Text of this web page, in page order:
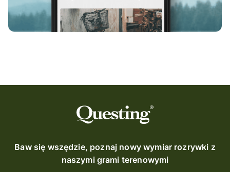
Baw się wszędzie, poznaj nowy wymiar rozrywki z
naszymi grami terenowymi